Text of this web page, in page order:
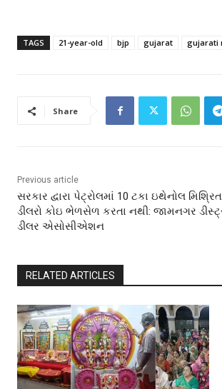
TAGS 21-year-old bjp gujarat gujarati
Share
Previous article
સરકાર દ્વારા પેટ્રોલમાં 10 ટકા ઇથેનોલ
ડીલરો કોઇ ભેળસેળ કરતા નથી: જામનગર
ડીલર એસોસીએશન
RELATED ARTICLES